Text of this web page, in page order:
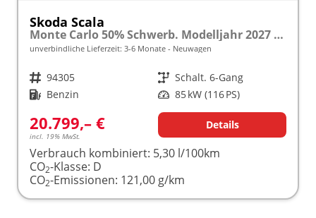
Skoda Scala
Monte Carlo 50% Schwerb. Modelljahr 2027 1.0 TSI 116 PS Panoramadach 17"Alu "Sonderangebot bei Schwerbehinderung" frei konfigurierbar!
unverbindliche Lieferzeit: 3-6 Monate Neuwagen
Fahrzeugnr. 94305 Getriebe Schalt. 6-Gang
Kraftstoff Benzin Leistung 85 kW (116 PS)
20.799,– €
incl. 19% MwSt.
Details
Verbrauch kombiniert: 5,30 l/100km
CO2-Klasse: D
CO2-Emissionen: 121,00 g/km